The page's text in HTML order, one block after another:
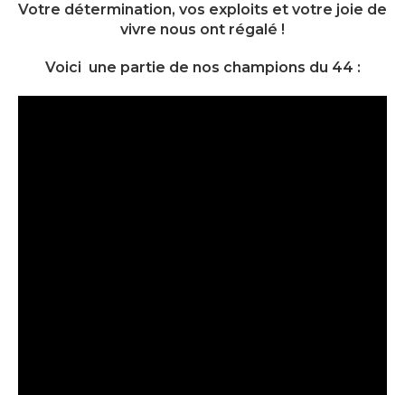
Votre détermination, vos exploits et votre joie de
vivre nous ont régalé !
Voici une partie de nos champions du 44 :